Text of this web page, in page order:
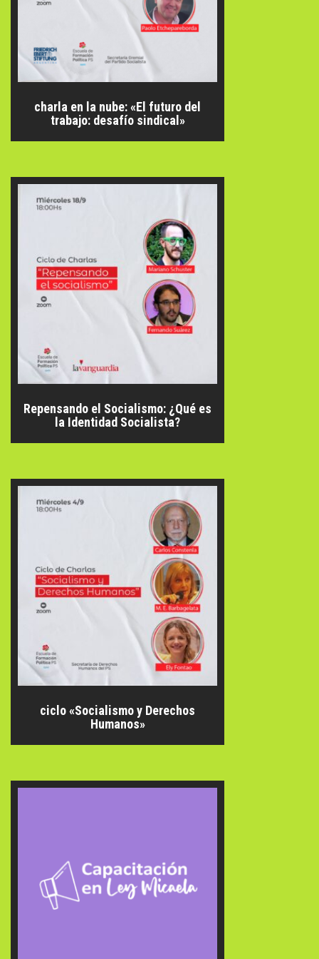
charla en la nube: «El futuro del
trabajo: desafío sindical»
Repensando el Socialismo: ¿Qué es
la Identidad Socialista?
ciclo «Socialismo y Derechos
Humanos»